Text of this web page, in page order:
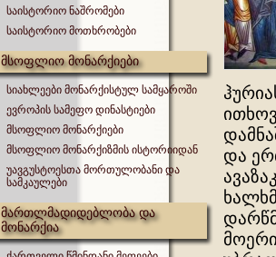
საისტორიო ნაშრომები
საისტორიო მოთხრობები
მსოფლიო მონარქიები
სიახლეები მონარქისტულ სამყაროში
ევროპის სამეფო დინასტიები
მსოფლიო მონარქიები
მსოფლიო მონარქიზმის ისტორიიდან
უავგუსტოესთა მორთულობანი და
სამკაულები
მართლმადიდებლობა და
მონარქია
და